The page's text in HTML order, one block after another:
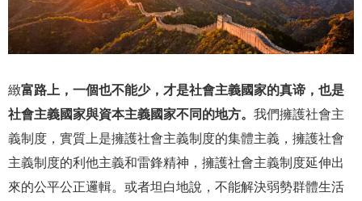
緻富路上，一個也不能少，才是社會主義國家的真谛，也是
社會主義國家與資本主義國家不同的地方。 我們擁護社會主
義制度，實質上是擁護社會主義制度的集體主義，擁護社會
主義制度的利他主義和雷鋒精神，擁護社會主義制度延伸出
來的公平公正邏輯。或者坦白地說，不能解決弱勢群體生活